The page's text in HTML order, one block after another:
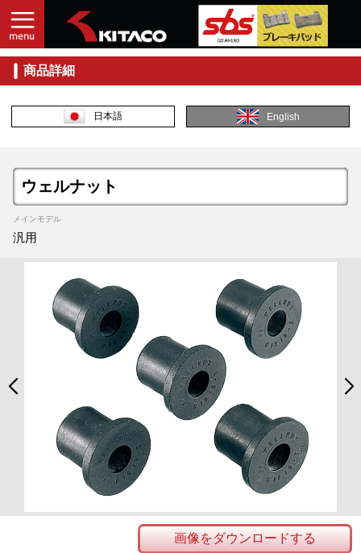
商品詳細
日本語 English
ウェルナット
メインモデル
汎用
画像をダウンロードする